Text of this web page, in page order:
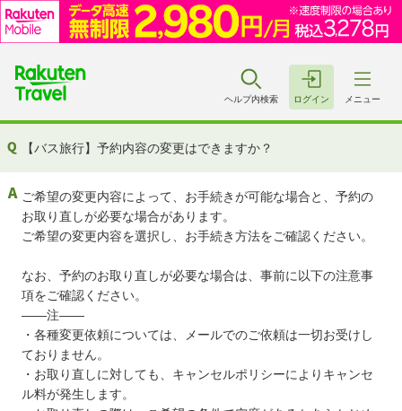
ヘルプ内検索 ログイン メニュー
【バス旅行】予約内容の変更はできますか？
ご希望の変更内容によって、お手続きが可能な場合と、予約の
お取り直しが必要な場合があります。
ご希望の変更内容を選択し、お手続き方法をご確認ください。
なお、予約のお取り直しが必要な場合は、事前に以下の注意事
項をご確認ください。
――注――
・各種変更依頼については、メールでのご依頼は一切お受けし
ておりません。
・お取り直しに対しても、キャンセルポリシーによりキャンセ
ル料が発生します。